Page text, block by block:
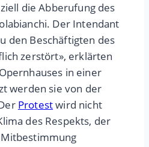
die Abberufung des
Der Intendant
den Beschäftigten des
zerstört», erklärten
in einer
werden sie von der
Protestwird nicht
des Respekts, der